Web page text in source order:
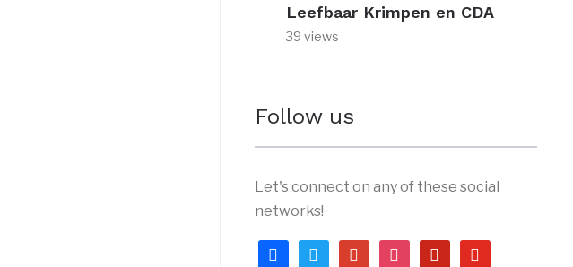
Leefbaar Krimpen en CDA
39 views
Follow us
Let's connect on any of these social
networks!
facebooktwitter google instagrampinterestyoutube